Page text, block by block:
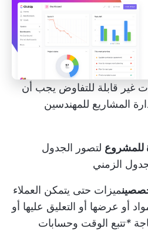
غير قابلة للتفاوض يجب أن
المشاريع للمهندسين
لتصور الجدول
الزمني
ميزات حتى يتمكن العملاء
أو عرضها أو التعليق عليها أو
*تتبع الوقت وحسابات